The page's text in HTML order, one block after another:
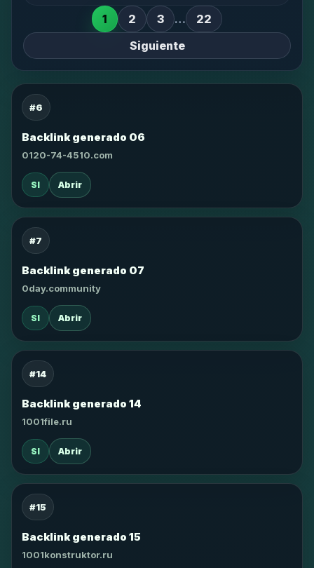
1
2 3 …
22
Siguiente
#6
Backlink generado 06
0120-74-4510.com
SI Abrir
#7
Backlink generado 07
0day.community
SI Abrir
#14
Backlink generado 14
1001file.ru
SI Abrir
#15
Backlink generado 15
1001konstruktor.ru